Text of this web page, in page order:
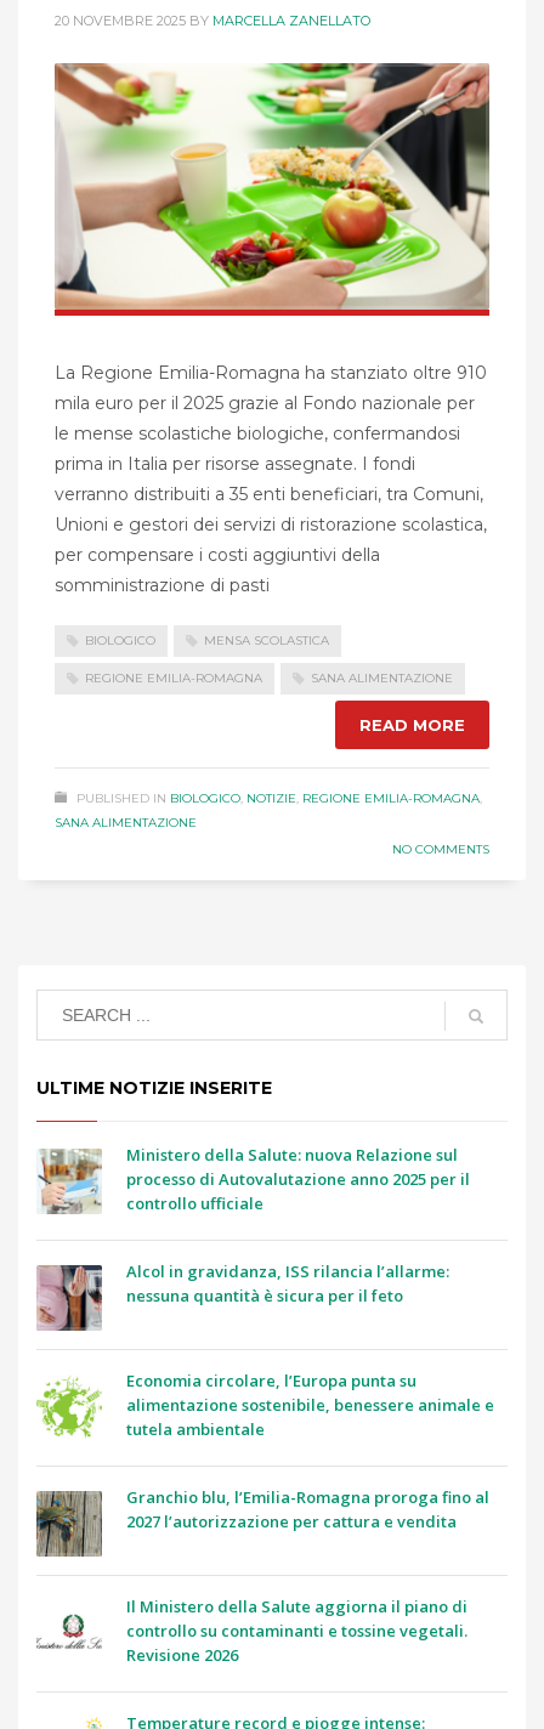
20 NOVEMBRE 2025 BY MARCELLA ZANELLATO
La Regione Emilia-Romagna ha stanziato oltre 910
mila euro per il 2025 grazie al Fondo nazionale per
le mense scolastiche biologiche, confermandosi
prima in Italia per risorse assegnate. I fondi
verranno distribuiti a 35 enti beneficiari, tra Comuni,
Unioni e gestori dei servizi di ristorazione scolastica,
per compensare i costi aggiuntivi della
somministrazione di pasti
BIOLOGICO MENSA SCOLASTICA
REGIONE EMILIA-ROMAGNA SANA ALIMENTAZIONE
READ MORE
PUBLISHED IN BIOLOGICO, NOTIZIE, REGIONE EMILIA-ROMAGNA,
SANA ALIMENTAZIONE
NO COMMENTS
ULTIME NOTIZIE INSERITE
Ministero della Salute: nuova Relazione sul
processo di Autovalutazione anno 2025 per il
controllo ufficiale
Alcol in gravidanza, ISS rilancia l’allarme:
nessuna quantità è sicura per il feto
Economia circolare, l’Europa punta su
alimentazione sostenibile, benessere animale e
tutela ambientale
Granchio blu, l’Emilia-Romagna proroga fino al
2027 l’autorizzazione per cattura e vendita
Il Ministero della Salute aggiorna il piano di
controllo su contaminanti e tossine vegetali.
Revisione 2026
Temperature record e piogge intense: